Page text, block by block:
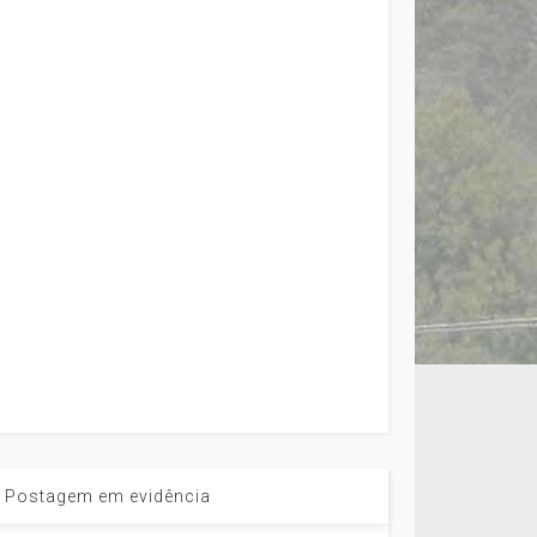
Postagem em evidência